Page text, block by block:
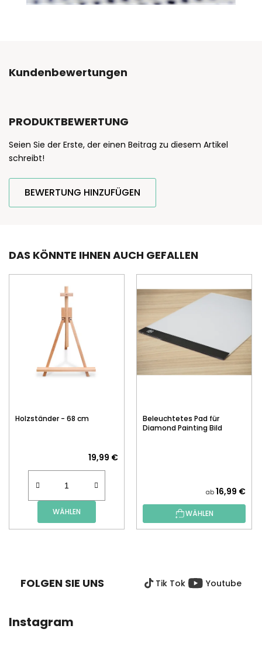
Kundenbewertungen
PRODUKTBEWERTUNG
Seien Sie der Erste, der einen Beitrag zu diesem Artikel
schreibt!
BEWERTUNG HINZUFÜGEN
DAS KÖNNTE IHNEN AUCH GEFALLEN
Holzständer - 68 cm
19,99 €
WÄHLEN
Beleuchtetes Pad für
Diamond Painting Bild
ab 16,99 €
WÄHLEN
FOLGEN SIE UNS Tik Tok Youtube
Instagram